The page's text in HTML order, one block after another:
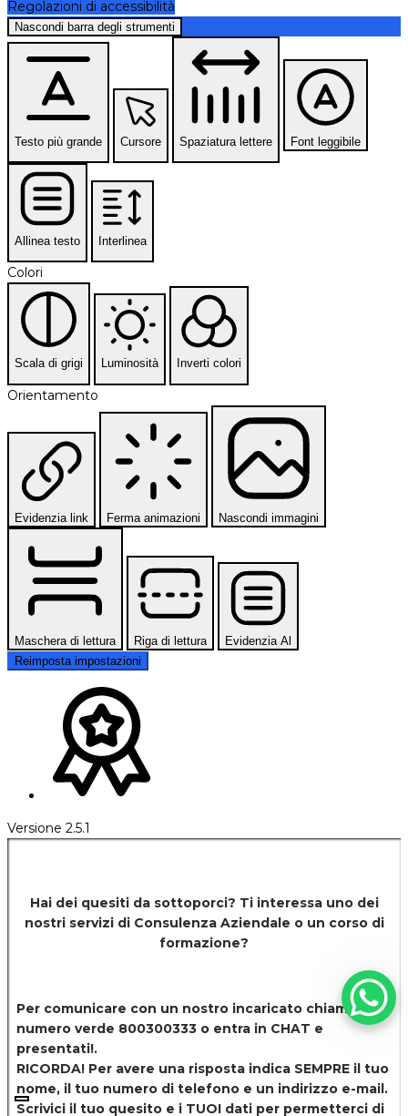
Regolazioni di accessibilità
Nascondi barra degli strumenti
Testo più grande Cursore Spaziatura lettere Font leggibile
Allinea testo Interlinea
Colori
Scala di grigi Luminosità Inverti colori
Orientamento
Evidenzia link Ferma animazioni Nascondi immagini
Maschera di lettura Riga di lettura
Evidenzia Al
Reimposta impostazioni
Versione 2.5.1
Hai dei quesiti da sottoporci? Ti interessa uno dei
nostri servizi di Consulenza Aziendale o un corso di
formazione?
Per comunicare con un nostro incaricato chiamaci al
numero verde 800300333 o entra in CHAT e
presentati!.
RICORDA! Per avere una risposta indica SEMPRE il tuo
nome, il tuo numero di telefono e un indirizzo e-mail.
Scrivici il tuo quesito e i TUOI dati per permetterci di